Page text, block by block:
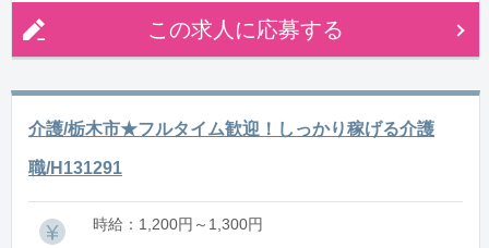
この求人に応募する
介護/栃木市★フルタイム歓迎！しっかり稼げる介護
職/H131291
時給：1,200円～1,300円